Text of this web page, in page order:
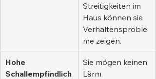
Streitigkeiten im
Haus können sie
Verhaltensproble
me zeigen.
Hohe
Schallempfindlich
Sie mögen keinen
Lärm.